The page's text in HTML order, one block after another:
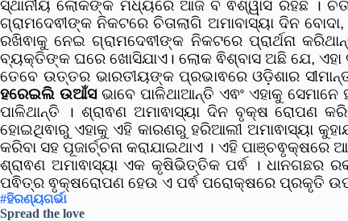
ସ୍ଥାନୀୟ ଲୋକଙ୍କ ମଧ୍ୟରେ ଆଜି ବି ଵିଶ୍ୱାସ ରହିଛି ।
ଗ୍ରାମଦେଵୀଙ୍କ ନିକଟରେ ଚିତାଲାଗି ଅମାବାସ୍ୟା ଦିନ
ରଖିଵାକୁ ନେଇ ଗ୍ରାମଦେଵୀଙ୍କ ନିକଟରେ ପ୍ରାର୍ଥନା
ବ୍ୟକ୍ତିଙ୍କ ଘରେ ଖୋସିଯାଏ। ଲୋକ ଵିଶ୍ବାସ ଅଛି ଯେ, ଏହା
ତେବେ ଉତ୍ତର ଭାରତୀୟଙ୍କ ପ୍ରଭାଵରେ ଓଡ଼ିଶାର
ହରେଇଲି ଉଆଁସ ଭାବେ ପାଳିଥାଆନ୍ତି ଏଵଂ ଏହାକୁ
ପାଳିଥାନ୍ତି । ଶ୍ରାଵଣ ଅମାଵାସ୍ୟା ଦିନ ବୃକ୍ଷ ରୋପଣ
ହୋଇଥିଵାରୁ ଏହାକୁ ଏହି କାରଣରୁ ହରିଆଲୀ ଅମାଵାସ୍ୟା
କରିବା ସହ ପୂଜାର୍ଚ୍ଚନା କରାଯାଇଥାଏ । ଏହି
ଶ୍ରାଵଣ ଅମାଵାସ୍ୟା ଏକ କୃଷିଭିତ୍ତିକ ପର୍ଵ । ଧାନଗଛର
ପଵିତ୍ର ଵୃକ୍ଷରୋପଣ ହେଉ ଏ ପର୍ଵ ପରୋକ୍ଷରେ ପ୍ରକୃତି
#ହିରଣ୍ୟଗର୍ଭା
Spread the love